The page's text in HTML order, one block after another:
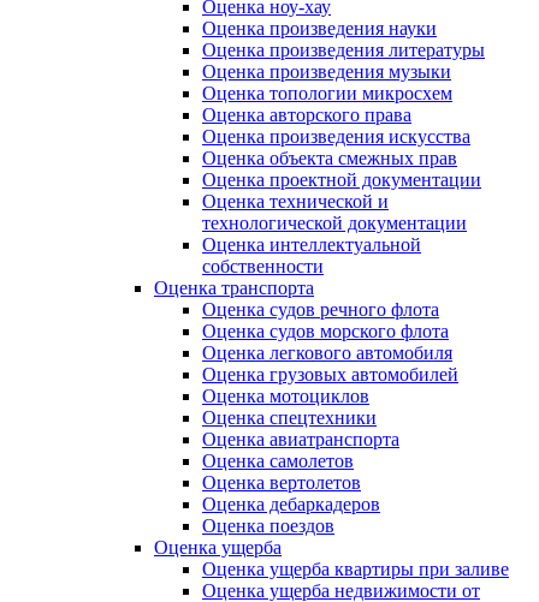
Оценка ноу-хау
Оценка произведения науки
Оценка произведения литературы
Оценка произведения музыки
Оценка топологии микросхем
Оценка авторского права
Оценка произведения искусства
Оценка объекта смежных прав
Оценка проектной документации
Оценка технической и
технологической документации
Оценка интеллектуальной
собственности
Оценка транспорта
Оценка судов речного флота
Оценка судов морского флота
Оценка легкового автомобиля
Оценка грузовых автомобилей
Оценка мотоциклов
Оценка спецтехники
Оценка авиатранспорта
Оценка самолетов
Оценка вертолетов
Оценка дебаркадеров
Оценка поездов
Оценка ущерба
Оценка ущерба квартиры при заливе
Оценка ущерба недвижимости от